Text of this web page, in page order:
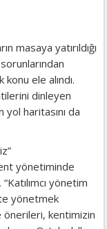
masaya yatırıldığı
ele alındı.
dinleyen
haritasını da
yönetiminde
yönetim
yönetmek
önerileri, kentimizin